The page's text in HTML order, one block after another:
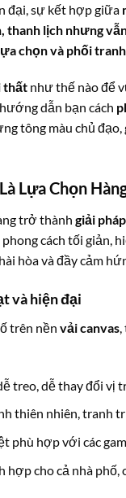
đại, sự kết hợp giữa
thanh lịch nhưng
chọn và phối
thất như thế nào để
dẫn bạn cách
tông màu chủ
Lựa Chọn
trở thành giải
cách tối giản,
hòa và đầy cảm
và hiện đại
trên nền vải canvas
treo, dễ thay đổi vị
thiên nhiên, tranh
phù hợp với các
hợp cho cả nhà phố,